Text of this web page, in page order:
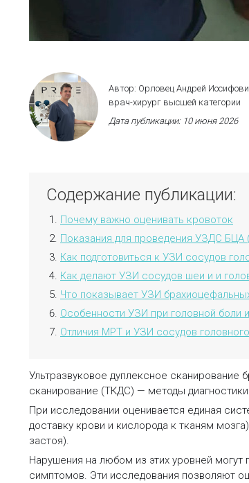
Автор: Орловец Андрей
врач-хирург высшей категории
Дата публикации: 10 июня 2026
Содержание публикации:
Почему важно оценивать кровоток
Показания для проведения УЗДС БЦА
Как подготовиться к УЗИ сосудов
Как делают УЗИ сосудов шеи и и
Что показывает УЗИ
Особенности УЗИ при головной боли
Отличия МРТ и УЗИ сосудов
Ультразвуковое дуплексное
сканирование (ТКДС) — методы
При исследовании оценивается единая
доставку крови и кислорода к тканям
застоя).
Нарушения на любом из этих уровней
симптомов. Эти исследования позволяют